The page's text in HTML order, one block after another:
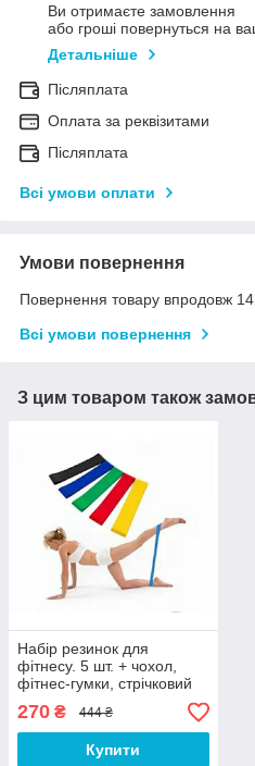
Ви отримаєте замовлення
або гроші повернуться на
Детальніше
Післяплата
Оплата за реквізитами
Післяплата
Всі умови оплати
Умови повернення
Повернення товару впродовж 14
Всі умови повернення
З цим товаром також
Набір резинок для
фітнесу. 5 шт. + чохол,
фітнес-гумки, стрічковий
еспандер
270 ₴ 444 ₴
Купити